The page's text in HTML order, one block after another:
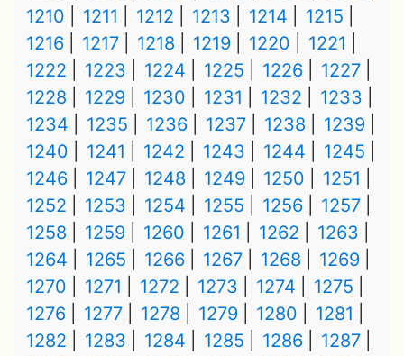
1210
1211 1212 1213 1214
1215
1216
1217 1218 1219 1220
1221
1222
1223 1224 1225 1226
1227
1228
1229 1230 1231 1232
1233
1234
1235 1236 1237 1238
1239
1240
1241 1242 1243 1244
1245
1246
1247 1248 1249 1250
1251
1252
1253 1254 1255 1256
1257
1258
1259 1260 1261 1262
1263
1264
1265 1266 1267 1268
1269
1270
1271 1272 1273 1274
1275
1276
1277 1278 1279 1280
1281
1282
1283 1284 1285 1286
1287